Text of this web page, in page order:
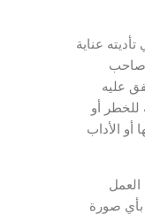
عناية
صاحب
عليه
أو
أو الأداب
بأي صورة